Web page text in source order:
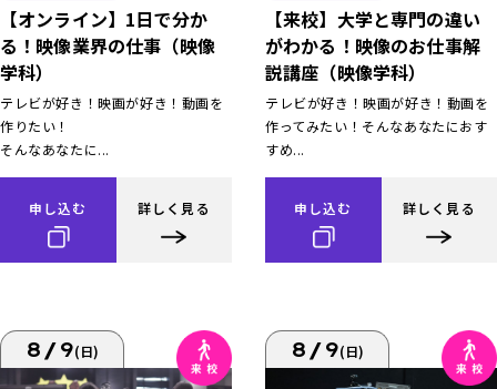
【オンライン】1日で分か
る！映像業界の仕事（映像
学科）
テレビが好き！映画が好き！動画を
作りたい！
そんなあなたに...
申し込む 詳しく見る
【来校】大学と専門の違い
がわかる！映像のお仕事解
説講座（映像学科）
テレビが好き！映画が好き！動画を
作ってみたい！そんなあなたにおす
すめ...
申し込む 詳しく見る
8/9(日) 8/9(日)